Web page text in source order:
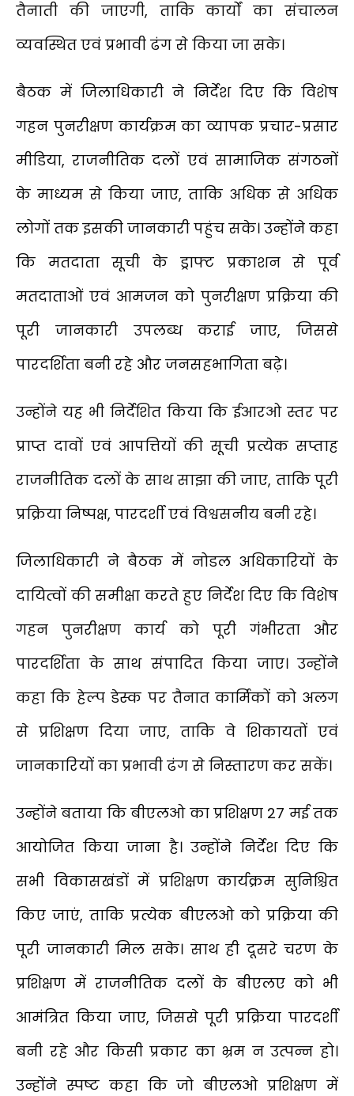
तैनाती की जाएगी, ताकि कार्यों का संचालन
व्यवस्थित एवं प्रभावी ढंग से किया जा सके।
बैठक में जिलाधिकारी ने निर्देश दिए कि विशेष
गहन पुनरीक्षण कार्यक्रम का व्यापक प्रचार-प्रसार
मीडिया, राजनीतिक दलों एवं सामाजिक संगठनों
के माध्यम से किया जाए, ताकि अधिक से अधिक
लोगों तक इसकी जानकारी पहुंच सके। उन्होंने कहा
कि मतदाता सूची के ड्राफ्ट प्रकाशन से पूर्व
मतदाताओं एवं आमजन को पुनरीक्षण प्रक्रिया की
पूरी जानकारी उपलब्ध कराई जाए, जिससे
पारदर्शिता बनी रहे और जनसहभागिता बढ़े।
उन्होंने यह भी निर्देशित किया कि ईआरओ स्तर पर
प्राप्त दावों एवं आपत्तियों की सूची प्रत्येक सप्ताह
राजनीतिक दलों के साथ साझा की जाए, ताकि पूरी
प्रक्रिया निष्पक्ष, पारदर्शी एवं विश्वसनीय बनी रहे।
जिलाधिकारी ने बैठक में नोडल अधिकारियों के
दायित्वों की समीक्षा करते हुए निर्देश दिए कि विशेष
गहन पुनरीक्षण कार्य को पूरी गंभीरता और
पारदर्शिता के साथ संपादित किया जाए। उन्होंने
कहा कि हेल्प डेस्क पर तैनात कार्मिकों को अलग
से प्रशिक्षण दिया जाए, ताकि वे शिकायतों एवं
जानकारियों का प्रभावी ढंग से निस्तारण कर सकें।
उन्होंने बताया कि बीएलओ का प्रशिक्षण 27 मई तक
आयोजित किया जाना है। उन्होंने निर्देश दिए कि
सभी विकासखंडों में प्रशिक्षण कार्यक्रम सुनिश्चित
किए जाएं, ताकि प्रत्येक बीएलओ को प्रक्रिया की
पूरी जानकारी मिल सके। साथ ही दूसरे चरण के
प्रशिक्षण में राजनीतिक दलों के बीएलए को भी
आमंत्रित किया जाए, जिससे पूरी प्रक्रिया पारदर्शी
बनी रहे और किसी प्रकार का भ्रम न उत्पन्न हो।
उन्होंने स्पष्ट कहा कि जो बीएलओ प्रशिक्षण में